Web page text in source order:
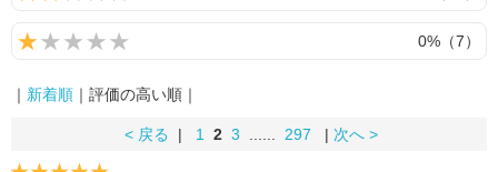
0%（7）
｜ 新着順 ｜評価の高い順｜
< 戻る | 1 2 3 297 | 次へ >